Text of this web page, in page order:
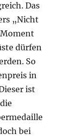
Das
„Nicht
dürfen
So
in
ist
bei